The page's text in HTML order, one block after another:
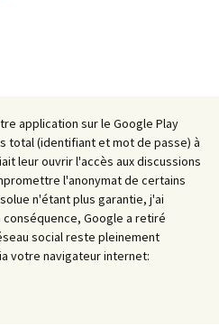
application sur le Google Play
total (identifiant et mot de passe) à
leur ouvrir l'accès aux discussions
l'anonymat de certains
n'étant plus garantie, j'ai
Google a retiré
social reste pleinement
votre navigateur internet: